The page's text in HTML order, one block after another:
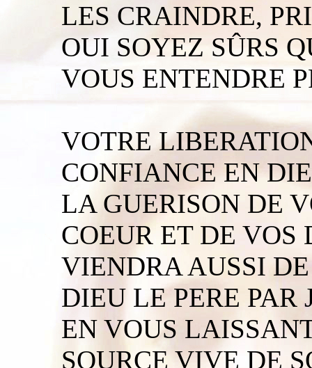
LES CRAINDRE,
OUI SOYEZ SÛRS
VOUS ENTENDRE
VOTRE
CONFIANCE EN
LA GUERISON DE
COEUR ET DE VOS
VIENDRA AUSSI
DIEU LE PERE PAR
EN VOUS
SOURCE VIVE DE